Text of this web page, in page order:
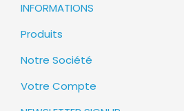
INFORMATIONS
Produits
Notre Société
Votre Compte